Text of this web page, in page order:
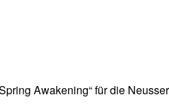
Awakening“ für die